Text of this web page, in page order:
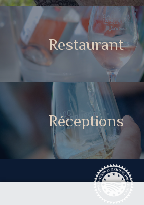
Restaurant
Réceptions